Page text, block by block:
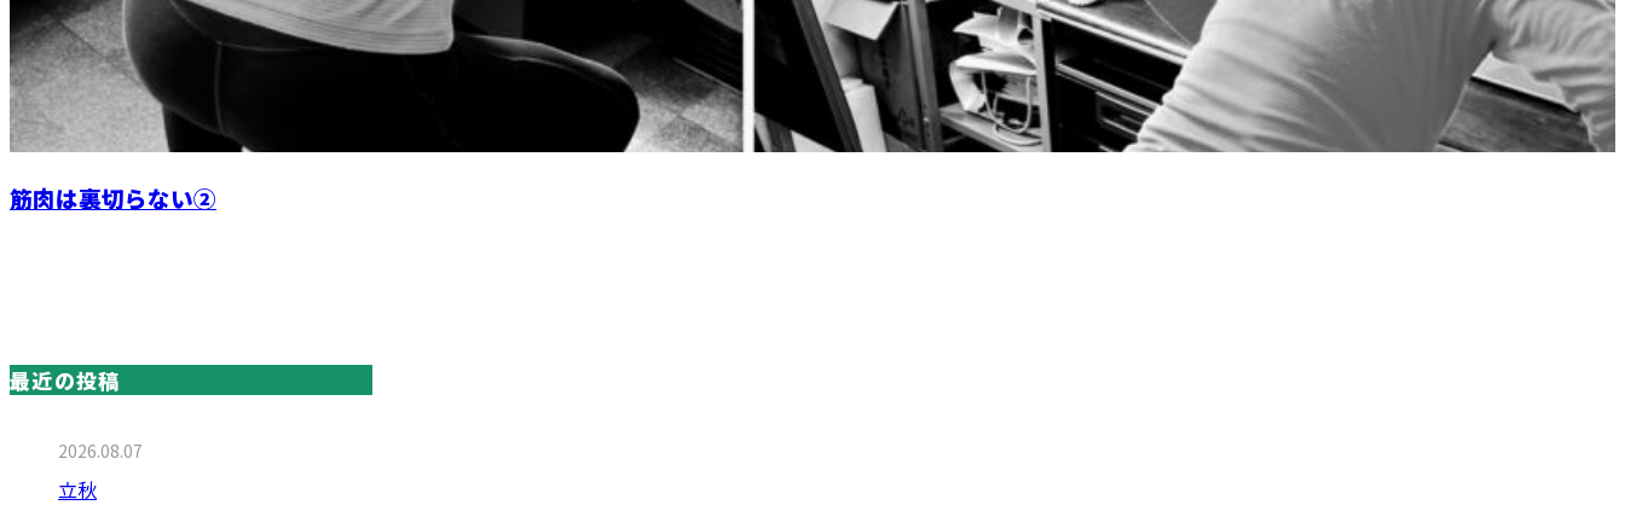
筋肉は裏切らない②
最近の投稿
2026.08.07
立秋